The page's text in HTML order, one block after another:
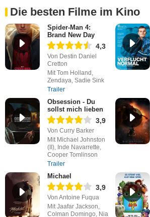
Die besten Filme im Kino
Spider-Man 4:
Brand New Day
4,3
Von Destin Daniel
Cretton
Mit Tom Holland,
Zendaya, Sadie Sink
Trailer
Obsession - Du
sollst mich lieben
3,9
Von Curry Barker
Mit Michael Johnston
(II), Inde Navarrette,
Cooper Tomlinson
Trailer
Michael
3,9
Von Antoine Fuqua
Mit Jaafar Jackson,
Colman Domingo, Nia